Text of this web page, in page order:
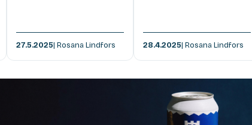
27.5.2025| Rosana Lindfors 28.4.2025| Rosana Lindfors